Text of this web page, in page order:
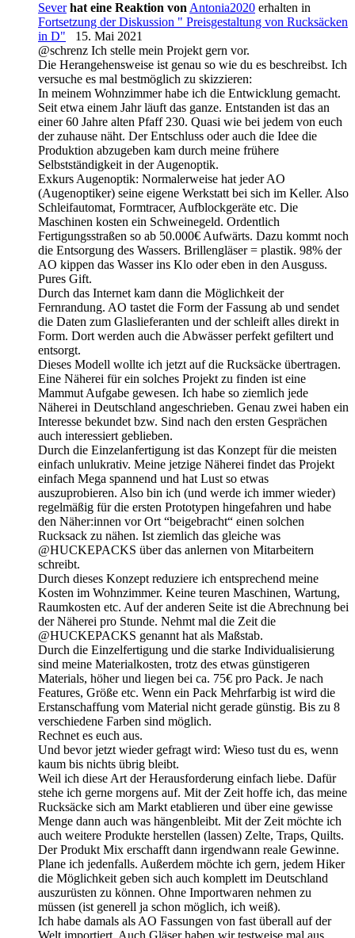
Sever hat eine Reaktion von Antonia2020 erhalten in
Fortsetzung der Diskussion " Preisgestaltung von Rucksäcken
in D"
15. Mai 2021
@schrenz Ich stelle mein Projekt gern vor.
Die Herangehensweise ist genau so wie du es beschreibst. Ich
versuche es mal bestmöglich zu skizzieren:
In meinem Wohnzimmer habe ich die Entwicklung gemacht.
Seit etwa einem Jahr läuft das ganze. Entstanden ist das an
einer 60 Jahre alten Pfaff 230. Quasi wie bei jedem von euch
der zuhause näht. Der Entschluss oder auch die Idee die
Produktion abzugeben kam durch meine frühere
Selbstständigkeit in der Augenoptik.
Exkurs Augenoptik: Normalerweise hat jeder AO
(Augenoptiker) seine eigene Werkstatt bei sich im Keller. Also
Schleifautomat, Formtracer, Aufblockgeräte etc. Die
Maschinen kosten ein Schweinegeld. Ordentlich
Fertigungsstraßen so ab 50.000€ Aufwärts. Dazu kommt noch
die Entsorgung des Wassers. Brillengläser = plastik. 98% der
AO kippen das Wasser ins Klo oder eben in den Ausguss.
Pures Gift.
Durch das Internet kam dann die Möglichkeit der
Fernrandung. AO tastet die Form der Fassung ab und sendet
die Daten zum Glaslieferanten und der schleift alles direkt in
Form. Dort werden auch die Abwässer perfekt gefiltert und
entsorgt.
Dieses Modell wollte ich jetzt auf die Rucksäcke übertragen.
Eine Näherei für ein solches Projekt zu finden ist eine
Mammut Aufgabe gewesen. Ich habe so ziemlich jede
Näherei in Deutschland angeschrieben. Genau zwei haben ein
Interesse bekundet bzw. Sind nach den ersten Gesprächen
auch interessiert geblieben.
Durch die Einzelanfertigung ist das Konzept für die meisten
einfach unlukrativ. Meine jetzige Näherei findet das Projekt
einfach Mega spannend und hat Lust so etwas
auszuprobieren. Also bin ich (und werde ich immer wieder)
regelmäßig für die ersten Prototypen hingefahren und habe
den Näher:innen vor Ort “beigebracht“ einen solchen
Rucksack zu nähen. Ist ziemlich das gleiche was
@HUCKEPACKS über das anlernen von Mitarbeitern
schreibt.
Durch dieses Konzept reduziere ich entsprechend meine
Kosten im Wohnzimmer. Keine teuren Maschinen, Wartung,
Raumkosten etc. Auf der anderen Seite ist die Abrechnung bei
der Näherei pro Stunde. Nehmt mal die Zeit die
@HUCKEPACKS genannt hat als Maßstab.
Durch die Einzelfertigung und die starke Individualisierung
sind meine Materialkosten, trotz des etwas günstigeren
Materials, höher und liegen bei ca. 75€ pro Pack. Je nach
Features, Größe etc. Wenn ein Pack Mehrfarbig ist wird die
Erstanschaffung vom Material nicht gerade günstig. Bis zu 8
verschiedene Farben sind möglich.
Rechnet es euch aus.
Und bevor jetzt wieder gefragt wird: Wieso tust du es, wenn
kaum bis nichts übrig bleibt.
Weil ich diese Art der Herausforderung einfach liebe. Dafür
stehe ich gerne morgens auf. Mit der Zeit hoffe ich, das meine
Rucksäcke sich am Markt etablieren und über eine gewisse
Menge dann auch was hängenbleibt. Mit der Zeit möchte ich
auch weitere Produkte herstellen (lassen) Zelte, Traps, Quilts.
Der Produkt Mix erschafft dann irgendwann reale Gewinne.
Plane ich jedenfalls. Außerdem möchte ich gern, jedem Hiker
die Möglichkeit geben sich auch komplett im Deutschland
auszurüsten zu können. Ohne Importwaren nehmen zu
müssen (ist generell ja schon möglich, ich weiß).
Ich habe damals als AO Fassungen von fast überall auf der